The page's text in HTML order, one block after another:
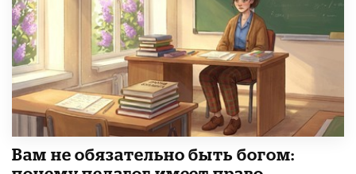
​Вам не обязательно быть богом: